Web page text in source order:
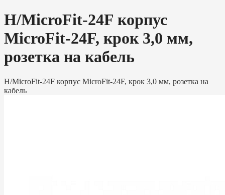
H/MicroFit-24F корпус
MicroFit-24F, крок 3,0 мм,
розетка на кабель
H/MicroFit-24F корпус MicroFit-24F, крок 3,0 мм, розетка на
кабель